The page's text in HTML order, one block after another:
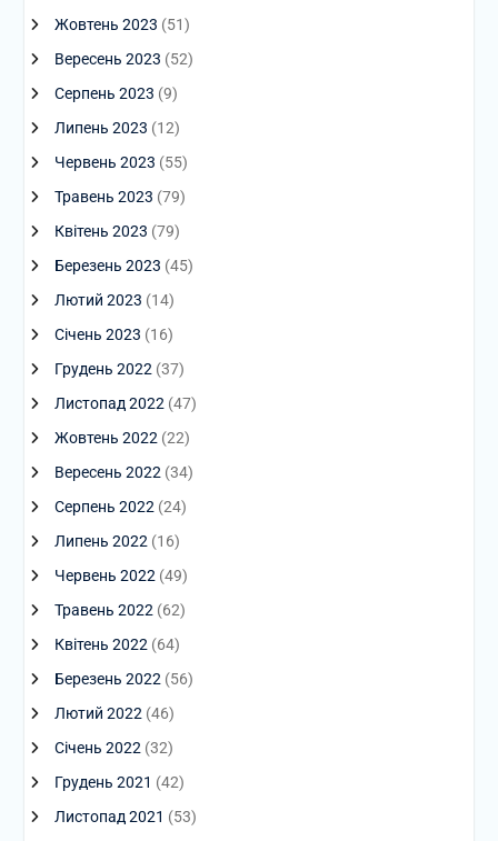
Жовтень 2023 (51)
Вересень 2023 (52)
Серпень 2023 (9)
Липень 2023 (12)
Червень 2023 (55)
Травень 2023 (79)
Квітень 2023 (79)
Березень 2023 (45)
Лютий 2023 (14)
Січень 2023 (16)
Грудень 2022 (37)
Листопад 2022 (47)
Жовтень 2022 (22)
Вересень 2022 (34)
Серпень 2022 (24)
Липень 2022 (16)
Червень 2022 (49)
Травень 2022 (62)
Квітень 2022 (64)
Березень 2022 (56)
Лютий 2022 (46)
Січень 2022 (32)
Грудень 2021 (42)
Листопад 2021 (53)